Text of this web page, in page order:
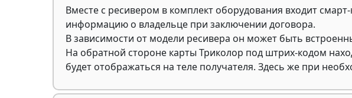
Вместе с ресивером в комплект оборудования входит
информацию о владельце при заключении договора.
В зависимости от модели ресивера он может быть
На обратной стороне карты Триколор под штрих-кодом
будет отображаться на теле получателя. Здесь же при